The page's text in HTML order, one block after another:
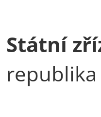
Státní
republika